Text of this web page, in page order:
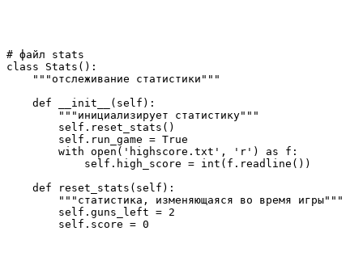
# файл stats
class Stats():
    """отслеживание статистики"""
    def __init__(self):
        """инициализирует статистику"""
        self.reset_stats()
        self.run_game = True
        with open('highscore.txt', 'r') as f:
            self.high_score = int(f.readline())
    def reset_stats(self):
        """статистика, изменяющаяся во время игры"""
        self.guns_left = 2
        self.score = 0